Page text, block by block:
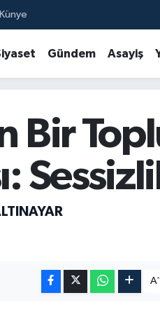
Gündem Asayiş
Bir
A-